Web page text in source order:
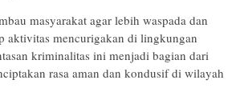
masyarakat agar lebih waspada dan
aktivitas mencurigakan di lingkungan
kriminalitas ini menjadi bagian dari
rasa aman dan kondusif di wilayah